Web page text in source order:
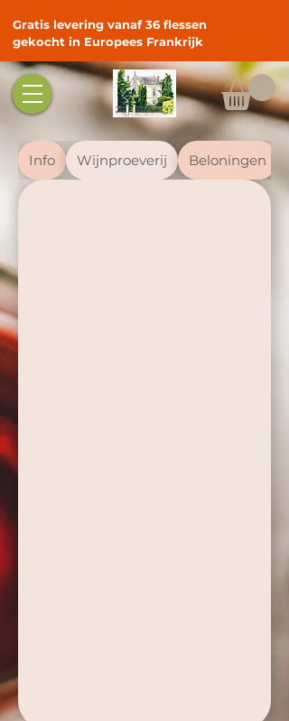
Gratis levering vanaf 36 flessen
gekocht in Europees Frankrijk
Info Wijnproeverij Beloningen